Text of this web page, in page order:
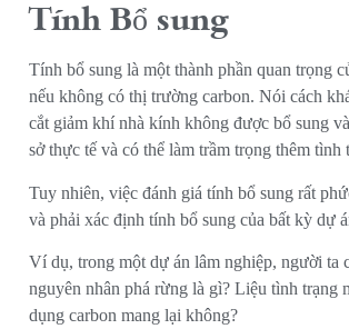
Tính Bổ sung
Tính bổ sung là một thành phần quan trọng
nếu không có thị trường carbon. Nói cách
cắt giảm khí nhà kính không được bổ sung
sở thực tế và có thể làm trầm trọng thêm tình
Tuy nhiên, việc đánh giá tính bổ sung rất
và phải xác định tính bổ sung của bất kỳ dự
Ví dụ, trong một dự án lâm nghiệp, người ta
nguyên nhân phá rừng là gì? Liệu tình trạng
dụng carbon mang lại không?